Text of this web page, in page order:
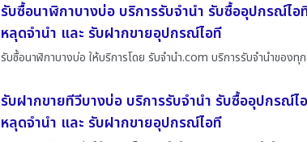
รับซื้อนาฬิกาบางบ่อ บริการรับจำนำ รับซื้ออุปกรณ์ไอ
หลุดจำนำ และ รับฝากขายอุปกรณ์ไอที
รับซื้อนาฬิกาบางบ่อ ให้บริการโดย รับจํานํา.com บริการรับจำนำของทุ
รับฝากขายทีวีบางบ่อ บริการรับจำนำ รับซื้ออุปกรณ์ไ
หลุดจำนำ และ รับฝากขายอุปกรณ์ไอที